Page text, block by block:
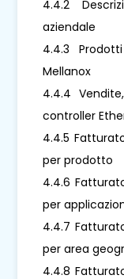
4.4.2
aziendale
4.4.3
Mellanox
4.4.4
controller
4.4.5
per prodotto
4.4.6
per
4.4.7
per area
4.4.8